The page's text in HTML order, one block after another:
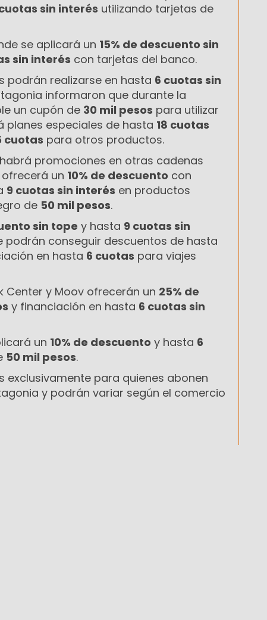
sin interés utilizando tarjetas de
se aplicará un 15% de descuento sin
sin interés con tarjetas del banco.
podrán realizarse en hasta 6 cuotas sin
informaron que durante la
un cupón de 30 mil pesos para utilizar
planes especiales de hasta 18 cuotas
cuotas para otros productos.
promociones en otras cadenas
un 10% de descuento con
9 cuotas sin interés en productos
de 50 mil pesos.
sin tope y hasta 9 cuotas sin
podrán conseguir descuentos de hasta
en hasta 6 cuotas para viajes
Center y Moov ofrecerán un 25% de
y financiación en hasta 6 cuotas sin
un 10% de descuento y hasta 6
50 mil pesos.
exclusivamente para quienes abonen
y podrán variar según el comercio